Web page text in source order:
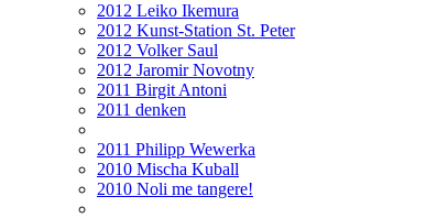
2012 Leiko Ikemura
2012 Kunst-Station St. Peter
2012 Volker Saul
2012 Jaromir Novotny
2011 Birgit Antoni
2011 denken
2011 Philipp Wewerka
2010 Mischa Kuball
2010 Noli me tangere!